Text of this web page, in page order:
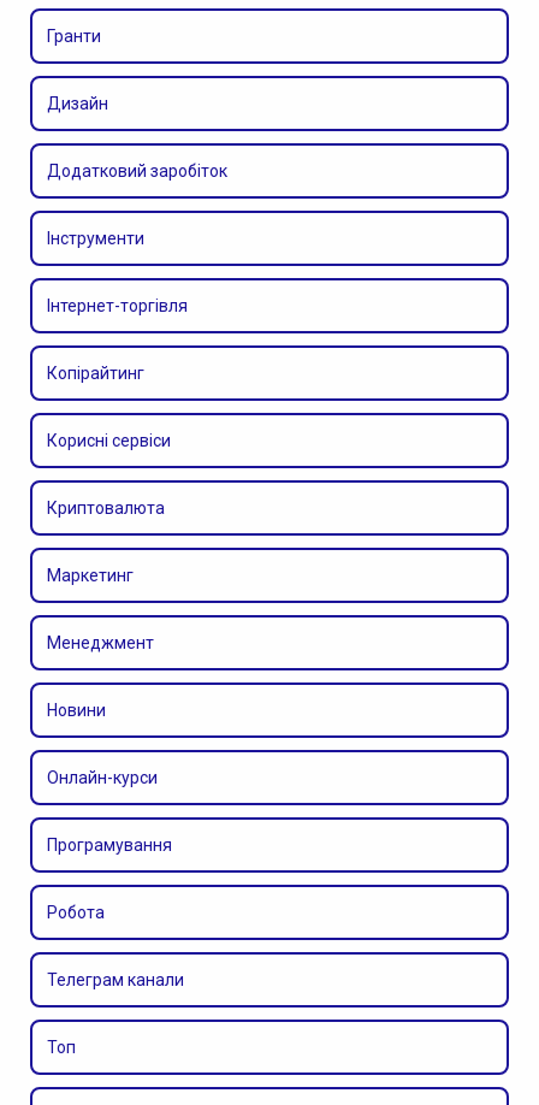
Гранти
Дизайн
Додатковий заробіток
Інструменти
Інтернет-торгівля
Копірайтинг
Корисні сервіси
Криптовалюта
Маркетинг
Менеджмент
Новини
Онлайн-курси
Програмування
Робота
Телеграм канали
Топ